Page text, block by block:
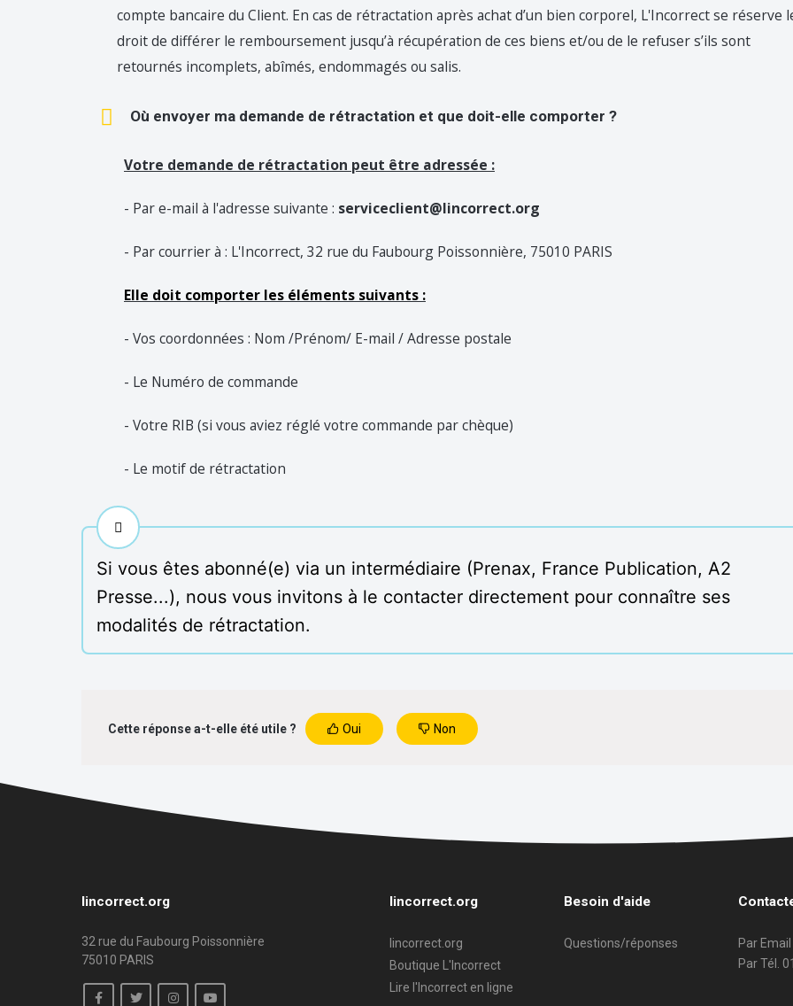
compte bancaire du Client. En cas de rétractation après achat d’un bien corporel, L'Incorrect se réserve
droit de différer le remboursement jusqu’à récupération de ces biens et/ou de le refuser s’ils sont
retournés incomplets, abîmés, endommagés ou salis.
Où envoyer ma demande de rétractation et que doit-elle comporter ?
Votre demande de rétractation peut être adressée :
- Par e-mail à l'adresse suivante : serviceclient@lincorrect.org
- Par courrier à : L'Incorrect, 32 rue du Faubourg Poissonnière, 75010 PARIS
Elle doit comporter les éléments suivants :
- Vos coordonnées : Nom /Prénom/ E-mail / Adresse postale
- Le Numéro de commande
- Votre RIB (si vous aviez réglé votre commande par chèque)
- Le motif de rétractation
Si vous êtes abonné(e) via un intermédiaire (Prenax, France Publication, A2
Presse...), nous vous invitons à le contacter directement pour connaître ses
modalités de rétractation.
Cette réponse a-t-elle été utile ? Oui Non
lincorrect.org
32 rue du Faubourg Poissonnière
75010 PARIS
lincorrect.org
lincorrect.org
Boutique L'Incorrect
Lire l'Incorrect en ligne
Besoin d'aide
Questions/réponses
Par Email
Par Tél.